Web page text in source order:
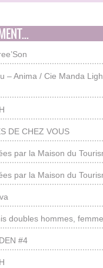
– Anima / Cie Manda
DE CHEZ VOUS
par la Maison du
par la Maison du
doubles hommes,
#4